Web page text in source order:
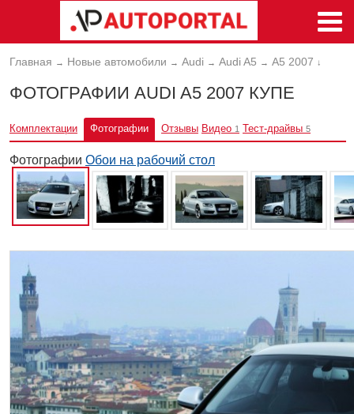
Главная → Новые автомобили → Audi → Audi A5 → A5 2007 ↓
ФОТОГРАФИИ AUDI A5 2007 КУПЕ
Комплектации Фотографии Отзывы Видео 1 Тест-драйвы 5
Фотографии Обои на рабочий стол